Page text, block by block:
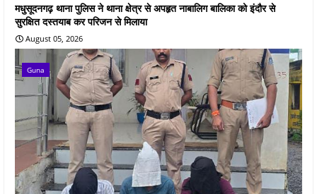
मधुसूदनगढ़ थाना पुलिस ने थाना क्षेत्र से अपहृत नाबालिग बालिका को इंदौर से
सुरक्षित दस्तयाब कर परिजन से मिलाया
August 05, 2026
Guna